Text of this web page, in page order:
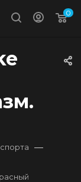
0
—